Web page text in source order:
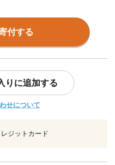
付する
りに追加する
せについて
レジットカード